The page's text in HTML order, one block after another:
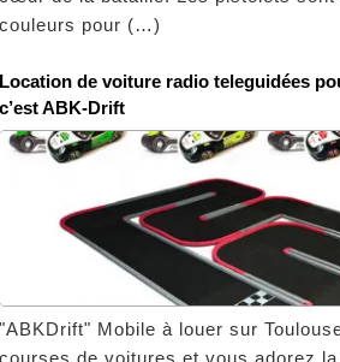
pour (…)
de voiture radio teleguidées
ABK-Drift
Mobile à louer sur
de voitures et vous adorez